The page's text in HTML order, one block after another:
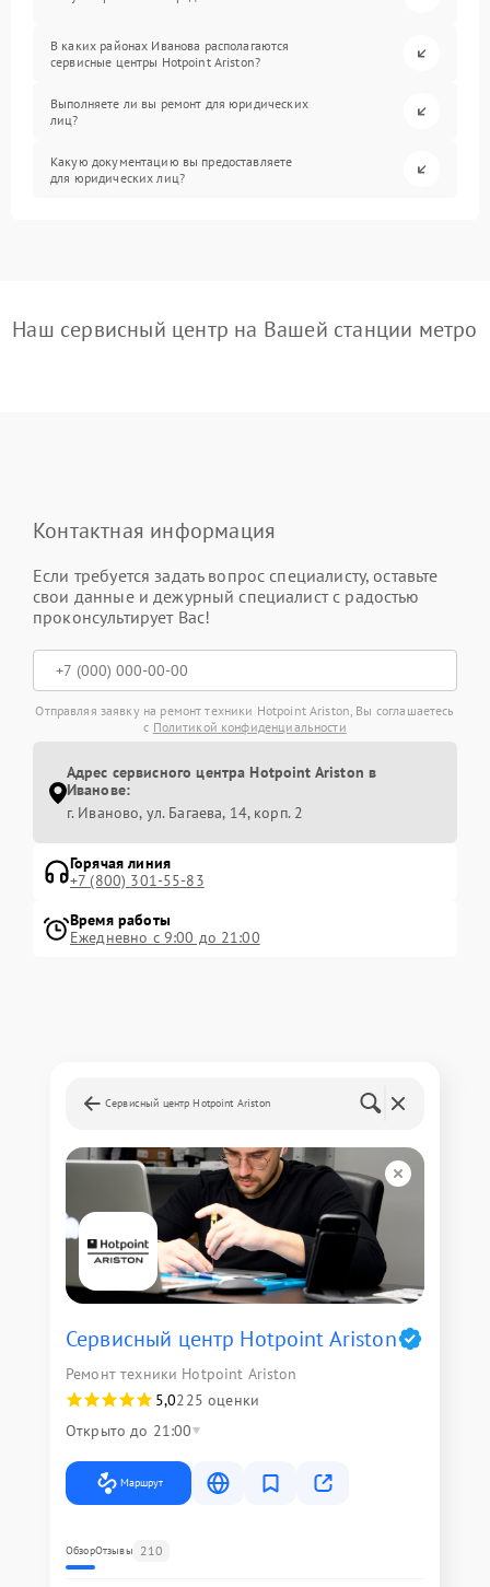
В каких районах Иванова располагаются
сервисные центры Hotpoint Ariston?
Выполняете ли вы ремонт для юридических
лиц?
Какую документацию вы предоставляете
для юридических лиц?
Наш сервисный центр на Вашей станции метро
Контактная информация
Если требуется задать вопрос специалисту, оставьте
свои данные и дежурный специалист с радостью
проконсультирует Вас!
Отправляя заявку на ремонт техники Hotpoint Ariston, Вы соглашаетесь
с Политикой конфиденциальности
Адрес сервисного центра Hotpoint Ariston в
Иванове:
г. Иваново, ул. Багаева, 14, корп. 2
Горячая линия
+7 (800) 301-55-83
Время работы
Ежедневно с 9:00 до 21:00
Сервисный центр Hotpoint Ariston
Сервисный центр Hotpoint Ariston
Ремонт техники Hotpoint Ariston
5,0225 оценки
Открыто до 21:00
Маршрут
ОбзорОтзывы 210